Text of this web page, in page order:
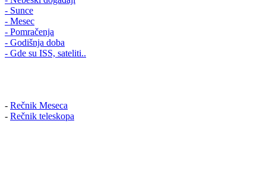
- Sunce
- Mesec
- Pomračenja
- Godišnja doba
- Gde su ISS, sateliti..
- Rečnik Meseca
- Rečnik teleskopa